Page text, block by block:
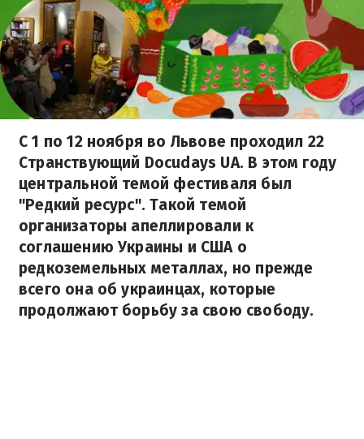
С 1 по 12 ноября во Львове проходил 22
Странствующий Docudays UA. В этом году
центральной темой фестиваля был
"Редкий ресурс". Такой темой
организаторы апеллировали к
соглашению Украины и США о
редкоземельных металлах, но прежде
всего она об украинцах, которые
продолжают борьбу за свою свободу.